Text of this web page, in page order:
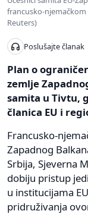
francusko-
Reuters)
Poslušajte članak
Plan o
zemlje
samita u Tivtu,
članica EU i
Francusko-
Zapadnog
Srbija, Sjeverna
dobiju pristup
u institucijama
pridruživanja